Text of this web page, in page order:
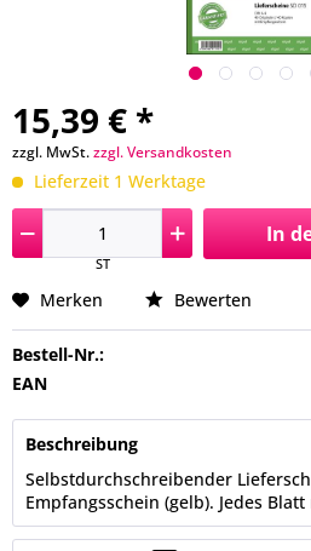
15,39 € *
zzgl. MwSt.zzgl. Versandkosten
Lieferzeit 1 Werktage
ST
In
Merken Bewerten
Bestell-Nr.:
EAN
Beschreibung
Selbstdurchschreibender
Empfangsschein (gelb). Jedes Blatt